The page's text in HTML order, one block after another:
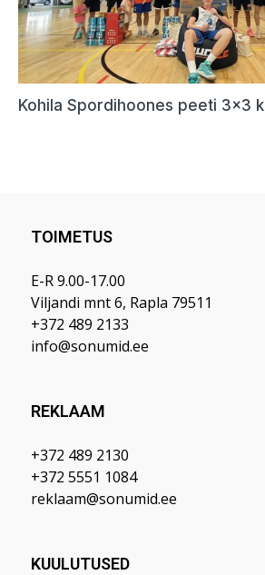
TOIMETUS
E-R 9.00-17.00
Viljandi mnt 6, Rapla 79511
+372 489 2133
info@sonumid.ee
REKLAAM
+372 489 2130
+372 5551 1084
reklaam@sonumid.ee
KUULUTUSED